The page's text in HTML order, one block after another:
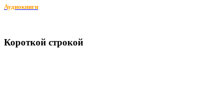
Аудиокниги
Короткой строкой